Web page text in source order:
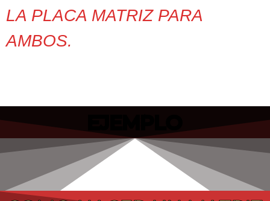
LA PLACA MATRIZ PARA
AMBOS.